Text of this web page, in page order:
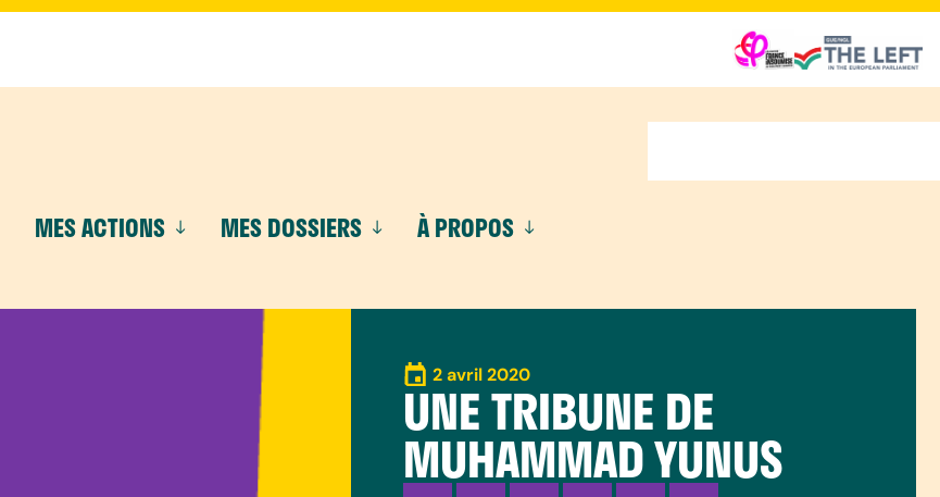
MES ACTIONS MES DOSSIERS À PROPOS
2 avril 2020
UNE TRIBUNE DE
MUHAMMAD YUNUS